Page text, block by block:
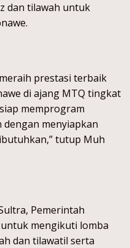
dan tilawah untuk
prestasi terbaik
di ajang MTQ tingkat
memprogram
dengan menyiapkan
tutup Muh
Pemerintah
mengikuti lomba
dan tilawatil serta